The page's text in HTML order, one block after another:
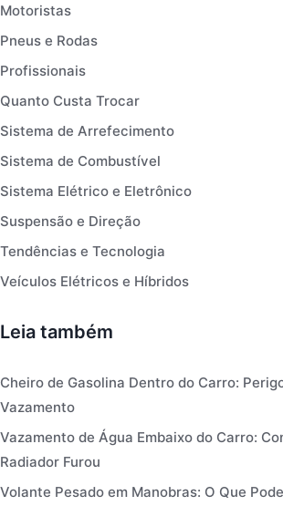
Motoristas
Pneus e Rodas
Profissionais
Quanto Custa Trocar
Sistema de Arrefecimento
Sistema de Combustível
Sistema Elétrico e Eletrônico
Suspensão e Direção
Tendências e Tecnologia
Veículos Elétricos e Híbridos
Leia também
Cheiro de Gasolina Dentro do Carro:
Vazamento
Vazamento de Água Embaixo do Carro:
Radiador Furou
Volante Pesado em Manobras: O Que